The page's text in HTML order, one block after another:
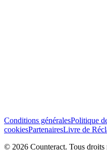
Conditions généralesPolitique
cookiesPartenairesLivre de
© 2026 Counteract. Tous droits